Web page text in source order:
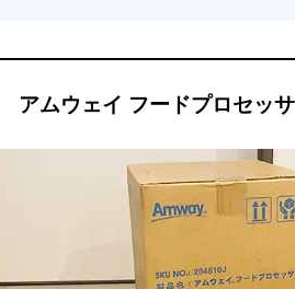
アムウェイ フードプロセッ